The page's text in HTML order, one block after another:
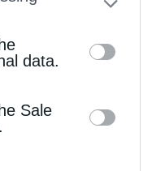
separately opt-out
on the IAB’s list
This
by us to
List of
data.
Sale